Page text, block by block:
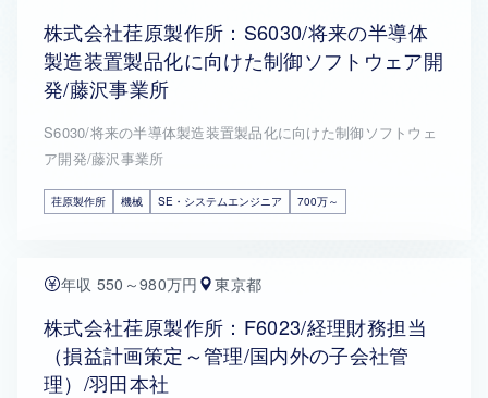
株式会社荏原製作所：S6030/将来の半導体
製造装置製品化に向けた制御ソフトウェア開
発/藤沢事業所
S6030/将来の半導体製造装置製品化に向けた制御ソフトウェ
ア開発/藤沢事業所
荏原製作所 機械 SE・システムエンジニア 700万～
年収 550～980万円 東京都
株式会社荏原製作所：F6023/経理財務担当
（損益計画策定～管理/国内外の子会社管
理）/羽田本社